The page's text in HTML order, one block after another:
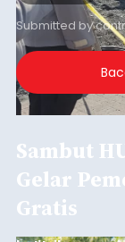
Submitted by
Sambut
Gelar
Gratis